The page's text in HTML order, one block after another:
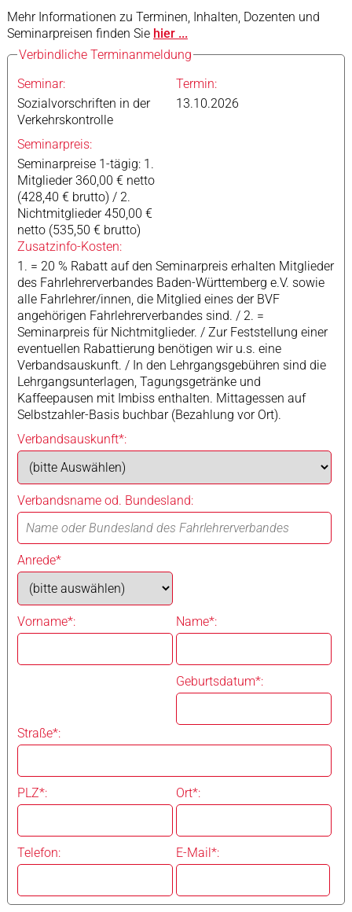
Mehr Informationen zu Terminen, Inhalten, Dozenten und
Seminarpreisen finden Sie hier ...
Verbindliche Terminanmeldung
Seminar:
Sozialvorschriften in der
Verkehrskontrolle
Termin:
13.10.2026
Seminarpreis:
Seminarpreise 1-tägig: 1.
Mitglieder 360,00 € netto
(428,40 € brutto) / 2.
Nichtmitglieder 450,00 €
netto (535,50 € brutto)
Zusatzinfo-Kosten:
1. = 20 % Rabatt auf den Seminarpreis erhalten Mitglieder
des Fahrlehrerverbandes Baden-Württemberg e.V. sowie
alle Fahrlehrer/innen, die Mitglied eines der BVF
angehörigen Fahrlehrerverbandes sind. / 2. =
Seminarpreis für Nichtmitglieder. / Zur Feststellung einer
eventuellen Rabattierung benötigen wir u.s. eine
Verbandsauskunft. / In den Lehrgangsgebühren sind die
Lehrgangsunterlagen, Tagungsgetränke und
Kaffeepausen mit Imbiss enthalten. Mittagessen auf
Selbstzahler-Basis buchbar (Bezahlung vor Ort).
Verbandsauskunft*:
Verbandsname od. Bundesland:
Anrede*
Vorname*: Name*:
Geburtsdatum*:
Straße*:
PLZ*: Ort*:
Telefon: E-Mail*: